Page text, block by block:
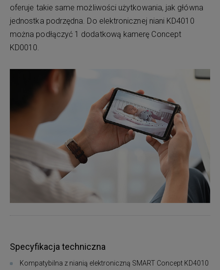
oferuje takie same możliwości użytkowania, jak główna
jednostka podrzędna. Do elektronicznej niani KD4010
można podłączyć 1 dodatkową kamerę Concept
KD0010.
Specyfikacja techniczna
Kompatybilna z nianią elektroniczną SMART Concept KD4010